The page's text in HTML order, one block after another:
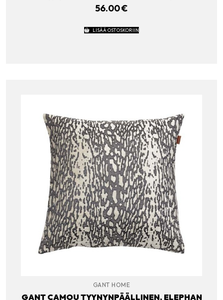
56.00€
LISÄÄ OSTOSKORIIN
GANT HOME
GANT CAMOU TYYNYNPÄÄLLINEN, ELEPHAN